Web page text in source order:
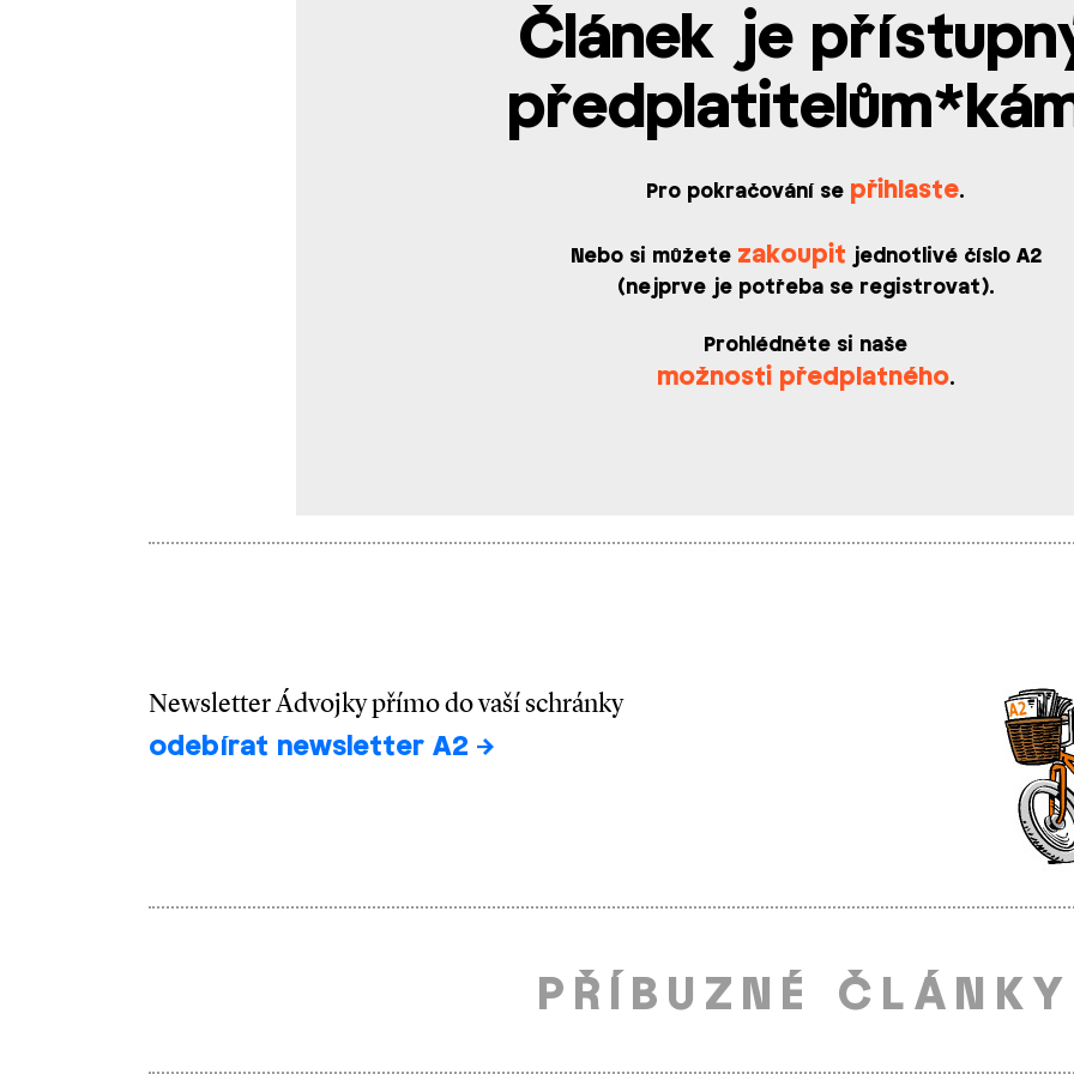
Článek je
Pro pokračování se přihlaste.
Nebo si můžete zakoupit jednotlivé číslo A2
(nejprve je potřeba se registrovat).
Prohlédněte si naše
možnosti předplatného.
Newsletter Ádvojky přímo do vaší schránky
odebírat newsletter A2
PŘÍBUZNÉ ČLÁNKY